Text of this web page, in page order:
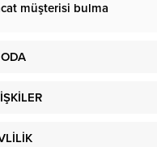
müşterisi bulma